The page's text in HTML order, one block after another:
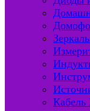
Кабель